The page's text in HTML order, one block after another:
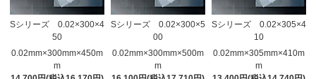
Sシリーズ 0.02×300×4
50
0.02mm×300mm×450m
m
Sシリーズ 0.02×300×5
00
0.02mm×300mm×500m
m
Sシリーズ 0.02×305×4
10
0.02mm×305mm×410m
m